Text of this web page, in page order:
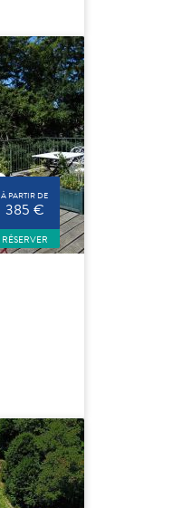
À PARTIR DE
385 €
RÉSERVER